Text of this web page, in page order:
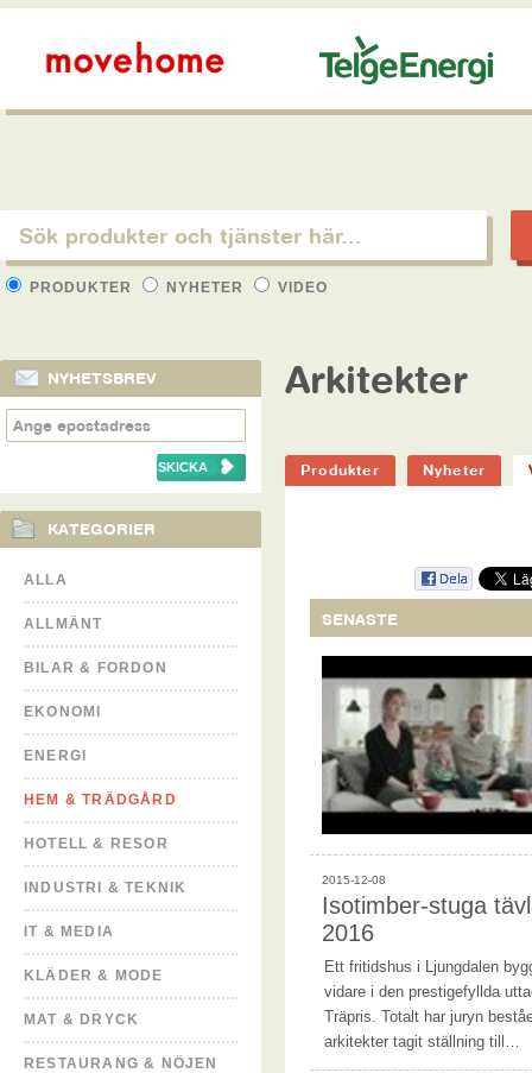
PRODUKTER NYHETER VIDEO
NYHETSBREV
KATEGORIER
ALLA
ALLMÄNT
BILAR & FORDON
EKONOMI
ENERGI
HEM & TRÄDGÅRD
HOTELL & RESOR
INDUSTRI & TEKNIK
IT & MEDIA
KLÄDER & MODE
MAT & DRYCK
RESTAURANG & NÖJEN
Arkitekter
Produkter Nyheter
SENASTE
2015-12-08
Isotimber-stuga
2016
Ett fritidshus i Ljungdalen
vidare i den prestigefyllda
Träpris. Totalt har juryn
arkitekter tagit ställning till…